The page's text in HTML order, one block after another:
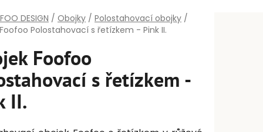
DESIGN / Obojky / Polostahovací obojky /
Polostahovací s řetízkem - Pink II.
Foofoo
s řetízkem -
II.